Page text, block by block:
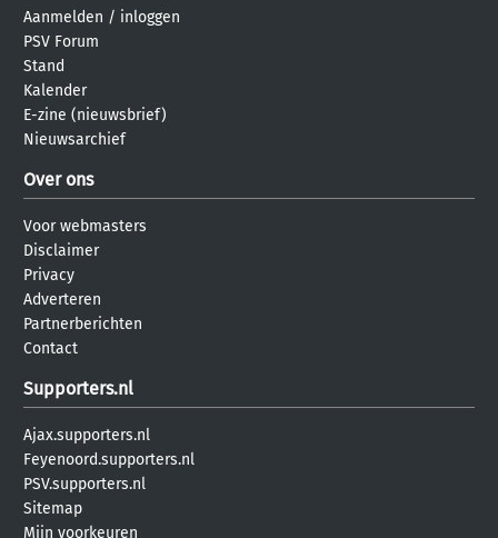
Aanmelden / inloggen
PSV Forum
Stand
Kalender
E-zine (nieuwsbrief)
Nieuwsarchief
Over ons
Voor webmasters
Disclaimer
Privacy
Adverteren
Partnerberichten
Contact
Supporters.nl
Ajax.supporters.nl
Feyenoord.supporters.nl
PSV.supporters.nl
Sitemap
Mijn voorkeuren